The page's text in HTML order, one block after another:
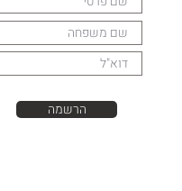
הרשמה